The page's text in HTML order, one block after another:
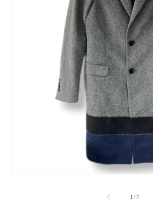
1/の
7